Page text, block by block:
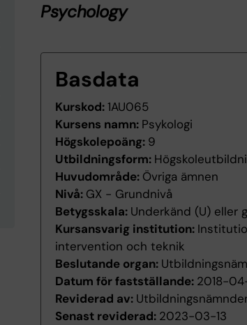
Psychology
Basdata
Kurskod:1AU065
Kursens namn: Psykologi
Högskolepoäng: 9
Utbildningsform:
Huvudområde: Övriga ämnen
Nivå: GX - Grundnivå
Betygsskala: Underkänd (U) eller
Kursansvarig institution:
intervention och teknik
Beslutande organ:
Datum för fastställande: 2018-
Reviderad av:
Senast reviderad: 2023-03-13